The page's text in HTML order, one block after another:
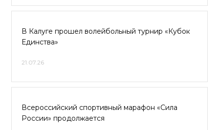
В Калуге прошел волейбольный турнир «Кубок
Единства»
21.07.26
Всероссийский спортивный марафон «Сила
России» продолжается